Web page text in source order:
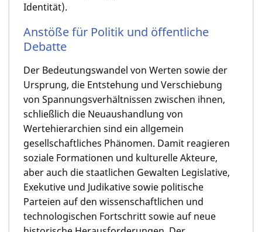
Identität).
Anstöße für Politik und öffentliche
Debatte
Der Bedeutungswandel von Werten sowie der
Ursprung, die Entstehung und Verschiebung
von Spannungsverhältnissen zwischen ihnen,
schließlich die Neuaushandlung von
Wertehierarchien sind ein allgemein
gesellschaftliches Phänomen. Damit reagieren
soziale Formationen und kulturelle Akteure,
aber auch die staatlichen Gewalten Legislative,
Exekutive und Judikative sowie politische
Parteien auf den wissenschaftlichen und
technologischen Fortschritt sowie auf neue